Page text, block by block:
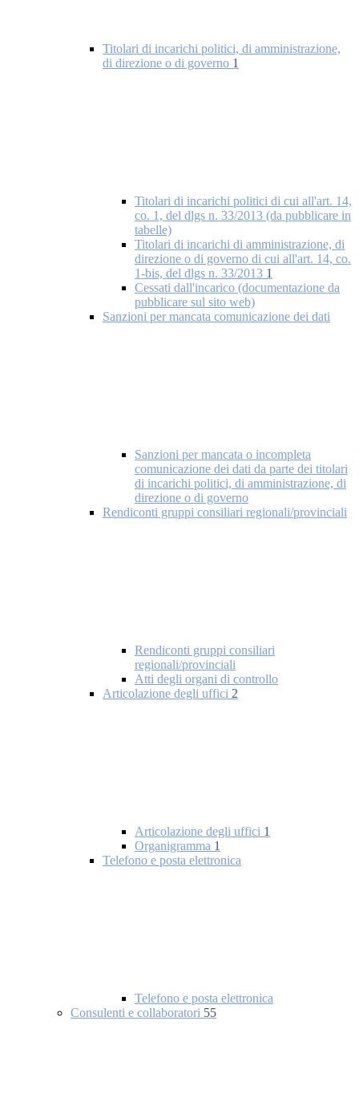
Titolari di incarichi politici, di amministrazione,
di direzione o di governo 1
Titolari di incarichi politici di cui all'art. 14,
co. 1, del dlgs n. 33/2013 (da pubblicare in
tabelle)
Titolari di incarichi di amministrazione, di
direzione o di governo di cui all'art. 14, co.
1-bis, del dlgs n. 33/2013 1
Cessati dall'incarico (documentazione da
pubblicare sul sito web)
Sanzioni per mancata comunicazione dei dati
Sanzioni per mancata o incompleta
comunicazione dei dati da parte dei titolari
di incarichi politici, di amministrazione, di
direzione o di governo
Rendiconti gruppi consiliari regionali/provinciali
Rendiconti gruppi consiliari
regionali/provinciali
Atti degli organi di controllo
Articolazione degli uffici 2
Articolazione degli uffici 1
Organigramma 1
Telefono e posta elettronica
Telefono e posta elettronica
Consulenti e collaboratori 55